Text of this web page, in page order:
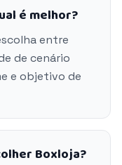
é melhor?
entre
de cenário
e objetivo de
Boxloja?